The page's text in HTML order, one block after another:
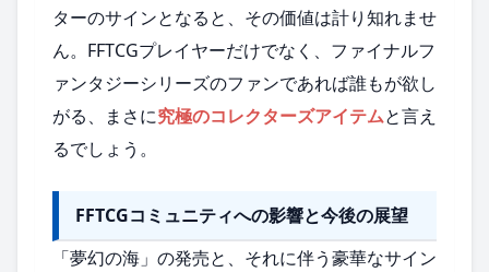
ターのサインとなると、その価値は計り知れませ
ん。FFTCGプレイヤーだけでなく、ファイナルフ
ァンタジーシリーズのファンであれば誰もが欲し
がる、まさに究極のコレクターズアイテムと言え
るでしょう。
FFTCGコミュニティへの影響と今後の展望
「夢幻の海」の発売と、それに伴う豪華なサイン